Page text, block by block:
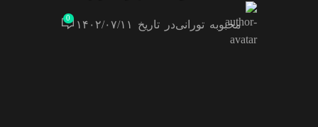
محبوبه تورانیدر تاریخ ۱۴۰۲/۰۷/۱۱
0